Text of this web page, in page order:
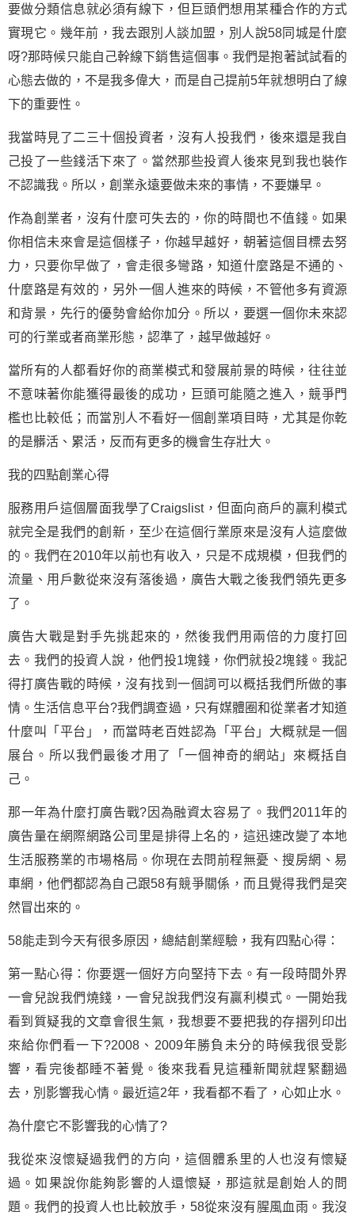
要做分類信息就必須有線下，但巨頭們想用某種合作的方式
實現它。幾年前，我去跟別人談加盟，別人說58同城是什麼
呀?那時候只能自己幹線下銷售這個事。我們是抱著試試看的
心態去做的，不是我多偉大，而是自己提前5年就想明白了線
下的重要性。
我當時見了二三十個投資者，沒有人投我們，後來還是我自
己投了一些錢活下來了。當然那些投資人後來見到我也裝作
不認識我。所以，創業永遠要做未來的事情，不要嫌早。
作為創業者，沒有什麼可失去的，你的時間也不值錢。如果
你相信未來會是這個樣子，你越早越好，朝著這個目標去努
力，只要你早做了，會走很多彎路，知道什麼路是不通的、
什麼路是有效的，另外一個人進來的時候，不管他多有資源
和背景，先行的優勢會給你加分。所以，要選一個你未來認
可的行業或者商業形態，認準了，越早做越好。
當所有的人都看好你的商業模式和發展前景的時候，往往並
不意味著你能獲得最後的成功 ，巨頭可能隨之進入，競爭門
檻也比較低；而當別人不看好一個創業項目時，尤其是你乾
的是髒活、累活，反而有更多的機會生存壯大。
我的四點創業心得
服務用戶這個層面我學了Craigslist，但面向商戶的贏利模式
就完全是我們的創新，至少在這個行業原來是沒有人這麼做
的。我們在2010年以前也有收入，只是不成規模，但我們的
流量、用戶數從來沒有落後過，廣告大戰之後我們領先更多
了。
廣告大戰是對手先挑起來的，然後我們用兩倍的力度打回
去。我們的投資人說，他們投1塊錢，你們就投2塊錢。我記
得打廣告戰的時候，沒有找到一個詞可以概括我們所做的事
情。生活信息平台?我們調查過，只有媒體圈和從業者才知道
什麼叫「平台」，而當時老百姓認為「平台」大概就是一個
展台。所以我們最後才用了「一個神奇的網站」來概括自
己。
那一年為什麼打廣告戰?因為融資太容易了。我們2011年的
廣告量在網際網路公司里是排得上名的，這迅速改變了本地
生活服務業的市場格局。你現在去問前程無憂、搜房網、易
車網，他們都認為自己跟58有競爭關係，而且覺得我們是突
然冒出來的。
58能走到今天有很多原因，總結創業經驗，我有四點心得：
第一點心得：你要選一個好方向堅持下去。有一段時間外界
一會兒說我們燒錢，一會兒說我們沒有贏利模式。一開始我
看到質疑我的文章會很生氣，我想要不要把我的存摺列印出
來給你們看一下?2008、2009年勝負未分的時候我很受影
響，看完後都睡不著覺。後來我看見這種新聞就趕緊翻過
去，別影響我心情。最近這2年，我看都不看了，心如止水。
為什麼它不影響我的心情了?
我從來沒懷疑過我們的方向，這個體系里的人也沒有懷疑
過。如果說你能夠影響的人還懷疑，那這就是創始人的問
題。我們的投資人也比較放手，58從來沒有腥風血雨。我沒